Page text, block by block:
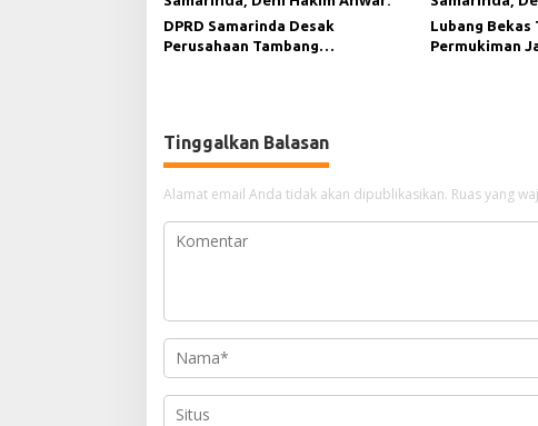
DPRD Samarinda Desak
Perusahaan Tambang
Lubang Bekas
Permukiman
Tinggalkan Balasan
Alamat email Anda tidak akan dipublikasikan. Ruas yang